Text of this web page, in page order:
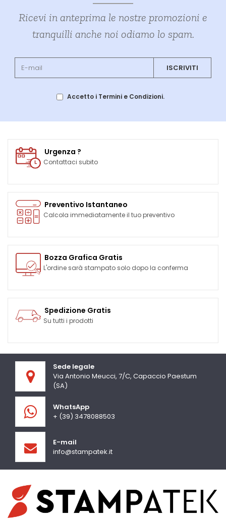
Ricevi in anteprima le nostre promozioni e
tranquilli anche noi odiamo lo spam.
ISCRIVITI
Accetto i Termini e Condizioni.
Urgenza ?
Contattaci subito
Preventivo Istantaneo
Calcola immediatamente il tuo preventivo
Bozza Grafica Gratis
L'ordine sarà stampato solo dopo la conferma
Spedizione Gratis
Su tutti i prodotti
Sede legale
Via Antonio Meucci, 7/C, Capaccio Paestum
(SA)
WhatsApp
+ (39) 3478088503
E-mail
info@stampatek.it